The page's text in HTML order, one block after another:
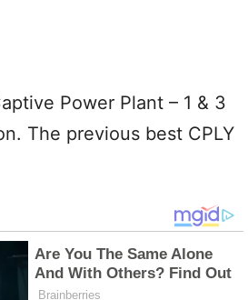
Power Plant – 1 & 3
The previous best CPLY